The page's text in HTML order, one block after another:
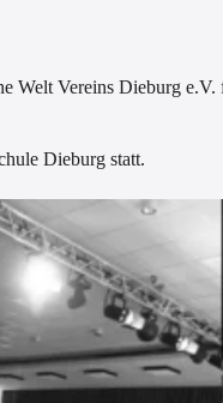
Vereins Dieburg e.V.
Dieburg statt.